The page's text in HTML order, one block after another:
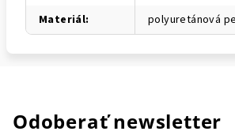
Materiál: polyuretánová
Odoberať newsletter